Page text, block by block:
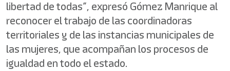
libertad de todas”, expresó Gómez Manrique al
reconocer el trabajo de las coordinadoras
territoriales y de las instancias municipales de
las mujeres, que acompañan los procesos de
igualdad en todo el estado.